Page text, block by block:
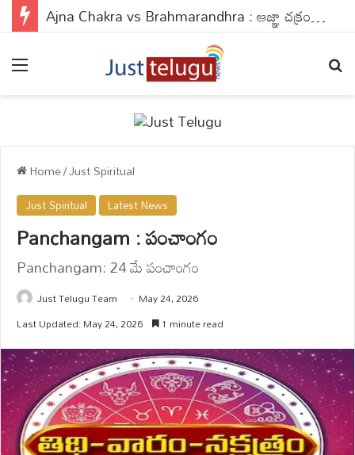
Ajna Chakra vs Brahmarandhra : ఆజ్ఞా చక్రం వర్సెస్ బ్రహ్మరంధ్రం.. ఈ 2 పాయింట్స్‌లో బొట్టు పెడితే ఏం జరుగుతుందో తెలుసా?
Home/Just Spiritual
Just Spiritual Latest News
Panchangam : పంచాంగం
Panchangam: 24 మే పంచాంగం
Just Telugu Team
May 24, 2026
Last Updated: May 24, 2026
1 minute read